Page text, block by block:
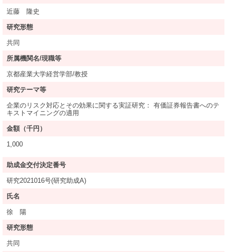
近藤 隆史
研究形態
共同
所属機関名/現職等
京都産業大学経営学部/教授
研究テーマ等
企業のリスク対応とその効果に関する実証研究： 有価証券報告書へのテ
キストマイニングの適用
金額（千円）
1,000
助成金交付決定番号
研究2021016号(研究助成A)
氏名
徐 陽
研究形態
共同